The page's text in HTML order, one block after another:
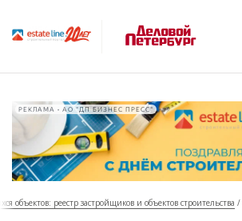
РЕКЛАМА • АО "ДП БИЗНЕС ПРЕСС"
объектов: реестр застройщиков и объектов строительства